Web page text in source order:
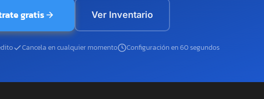
gratis Ver Inventario
Cancela en cualquier momento Configuración en 60 segundos